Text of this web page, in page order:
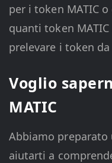
per i token MATIC
quanti token
prelevare i token
Voglio
MATIC
Abbiamo
aiutarti a